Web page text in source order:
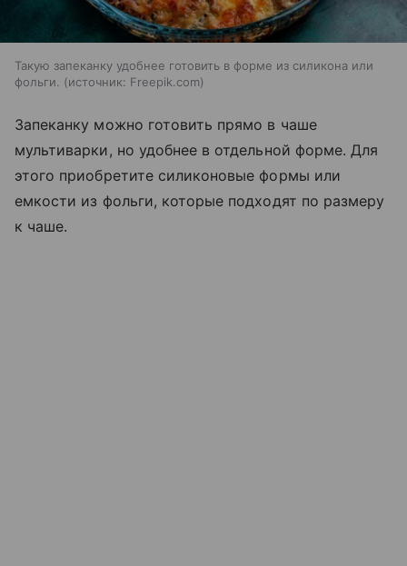
Такую запеканку удобнее готовить в форме из силикона или
фольги.
источник: Freepik.com
Запеканку можно готовить прямо в чаше
мультиварки, но удобнее в отдельной форме. Для
этого приобретите силиконовые формы или
емкости из фольги, которые подходят по размеру
к чаше.